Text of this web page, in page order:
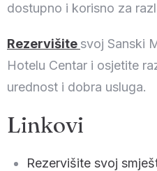
dostupno i korisno za
Rezervišite svoj Sanski
Hotelu Centar i osjetite
urednost i dobra usluga.
Linkovi
Rezervišite svoj